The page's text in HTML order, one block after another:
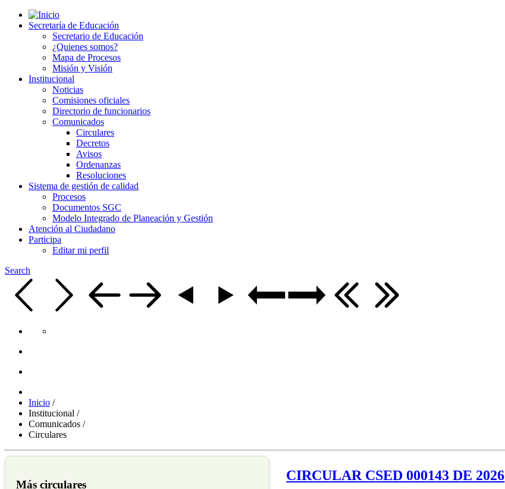
Secretaría de Educación
Secretario de Educación
¿Quienes somos?
Mapa de Procesos
Misión y Visión
Institucional
Noticias
Comisiones oficiales
Directorio de funcionarios
Comunicados
Circulares
Decretos
Avisos
Ordenanzas
Resoluciones
Sistema de gestión de calidad
Procesos
Documentos SGC
Modelo Integrado de Planeación y Gestión
Atención al Ciudadano
Participa
Editar mi perfil
Search
Inicio /
Institucional /
Comunicados /
Circulares
Más circulares
CIRCULAR CSED 000143 DE 2026